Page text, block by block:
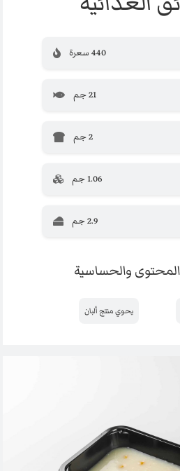
440 سعرة
21 جم
2 جم
1.06 جم
2.9 جم
والحساسية
يحوي منتج ألبان